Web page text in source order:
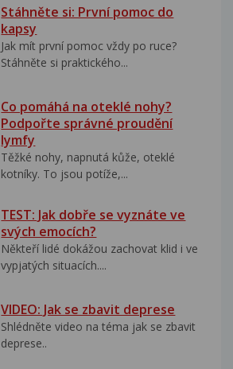
Stáhněte si: První pomoc do
kapsy
Jak mít první pomoc vždy po ruce?
Stáhněte si praktického...
Co pomáhá na oteklé nohy?
Podpořte správné proudění
lymfy
Těžké nohy, napnutá kůže, oteklé
kotníky. To jsou potíže,...
TEST: Jak dobře se vyznáte ve
svých emocích?
Někteří lidé dokážou zachovat klid i ve
vypjatých situacích....
VIDEO: Jak se zbavit deprese
Shlédněte video na téma jak se zbavit
deprese..